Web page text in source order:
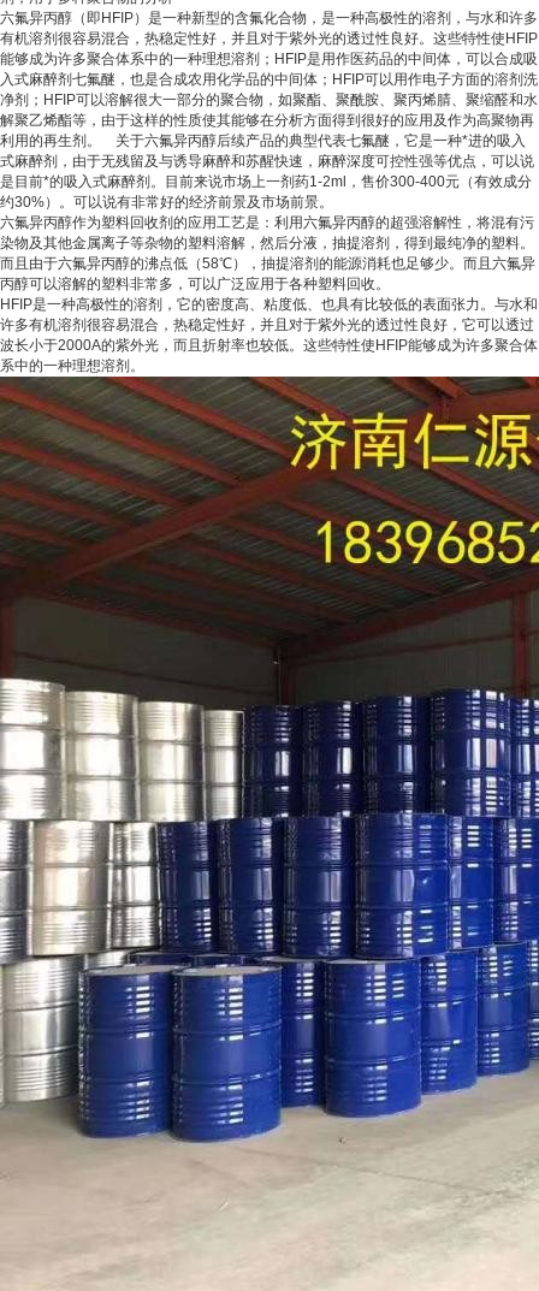
六氟异丙醇（即HFIP）是一种新型的含氟化合物，是一种高极性的溶剂，与水和许多
有机溶剂很容易混合，热稳定性好，并且对于紫外光的透过性良好。这些特性使HFIP
能够成为许多聚合体系中的一种理想溶剂；HFIP是用作医药品的中间体，可以合成吸
入式麻醉剂七氟醚，也是合成农用化学品的中间体；HFIP可以用作电子方面的溶剂洗
净剂；HFIP可以溶解很大一部分的聚合物，如聚酯、聚酰胺、聚丙烯腈、聚缩醛和水
解聚乙烯酯等，由于这样的性质使其能够在分析方面得到很好的应用及作为高聚物再
利用的再生剂。 关于六氟异丙醇后续产品的典型代表七氟醚，它是一种*进的吸入
式麻醉剂，由于无残留及与诱导麻醉和苏醒快速，麻醉深度可控性强等优点，可以说
是目前*的吸入式麻醉剂。目前来说市场上一剂药1-2ml，售价300-400元（有效成分
约30%）。可以说有非常好的经济前景及市场前景。
六氟异丙醇作为塑料回收剂的应用工艺是：利用六氟异丙醇的超强溶解性，将混有污
染物及其他金属离子等杂物的塑料溶解，然后分液，抽提溶剂，得到最纯净的塑料。
而且由于六氟异丙醇的沸点低（58℃），抽提溶剂的能源消耗也足够少。而且六氟异
丙醇可以溶解的塑料非常多，可以广泛应用于各种塑料回收。
HFIP是一种高极性的溶剂，它的密度高、粘度低、也具有比较低的表面张力。与水和
许多有机溶剂很容易混合，热稳定性好，并且对于紫外光的透过性良好，它可以透过
波长小于2000A的紫外光，而且折射率也较低。这些特性使HFIP能够成为许多聚合体
系中的一种理想溶剂。